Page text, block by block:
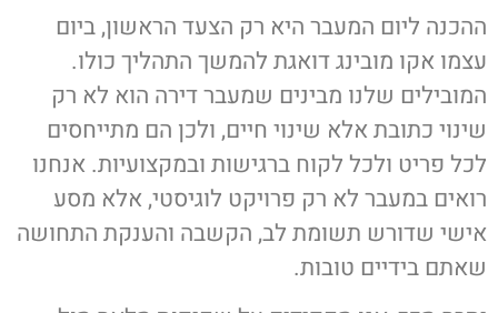
ההכנה ליום המעבר היא רק הצעד הראשון, ביום
עצמו אקו מובינג דואגת להמשך התהליך כולו.
המובילים שלנו מבינים שמעבר דירה הוא לא רק
שינוי כתובת אלא שינוי חיים, ולכן הם מתייחסים
לכל פריט ולכל לקוח ברגישות ובמקצועיות. אנחנו
רואים במעבר לא רק פרויקט לוגיסטי, אלא מסע
אישי שדורש תשומת לב, הקשבה והענקת התחושה
שאתם בידיים טובות.